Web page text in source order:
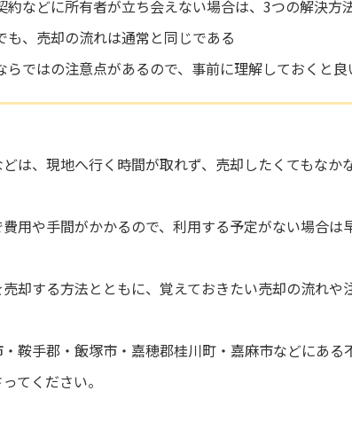
などに所有者が立ち会えない場合は、3つの解決方
、売却の流れは通常と同じである
ではの注意点があるので、事前に理解しておくと良
は、現地へ行く時間が取れず、売却したくてもなか
用や手間がかかるので、利用する予定がない場合は
却する方法とともに、覚えておきたい売却の流れや
鞍手郡・飯塚市・嘉穂郡桂川町・嘉麻市などにある
てください。